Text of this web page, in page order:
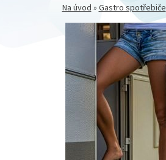
Na úvod » Gastro spotřebiče